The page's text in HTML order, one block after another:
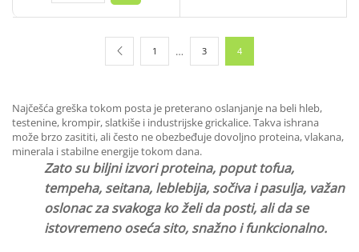
1 … 3 4
Najčešća greška tokom posta je preterano oslanjanje na beli hleb,
testenine, krompir, slatkiše i industrijske grickalice. Takva ishrana
može brzo zasititi, ali često ne obezbeđuje dovoljno proteina, vlakana,
minerala i stabilne energije tokom dana.
Zato su biljni izvori proteina, poput tofua,
tempeha, seitana, leblebija, sočiva i pasulja, važan
oslonac za svakoga ko želi da posti, ali da se
istovremeno oseća sito, snažno i funkcionalno.